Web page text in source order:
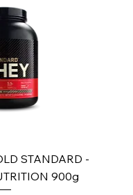
rapidaSTANDARD -
900g